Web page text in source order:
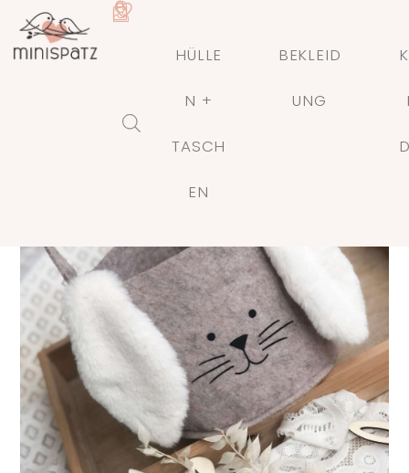
HÜLLE
N +
TASCH
EN
BEKLEID
UNG
ANGEBOT!